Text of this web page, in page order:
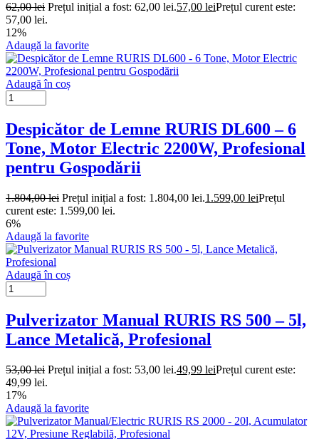
62,00lei Prețul inițial a fost: 62,00 lei.57,00 leiPrețul curent este:
57,00 lei.
12%
Adaugă la favorite
Adaugă în coș
Despicător de Lemne RURIS DL600 – 6
Tone, Motor Electric 2200W, Profesional
pentru Gospodării
1.804,00lei Prețul inițial a fost: 1.804,00 lei.1.599,00 leiPrețul
curent este: 1.599,00 lei.
6%
Adaugă la favorite
Adaugă în coș
Pulverizator Manual RURIS RS 500 – 5l,
Lance Metalică, Profesional
53,00lei Prețul inițial a fost: 53,00 lei.49,99 leiPrețul curent este:
49,99 lei.
17%
Adaugă la favorite